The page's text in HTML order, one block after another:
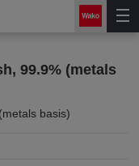
99.9% (metals
basis)